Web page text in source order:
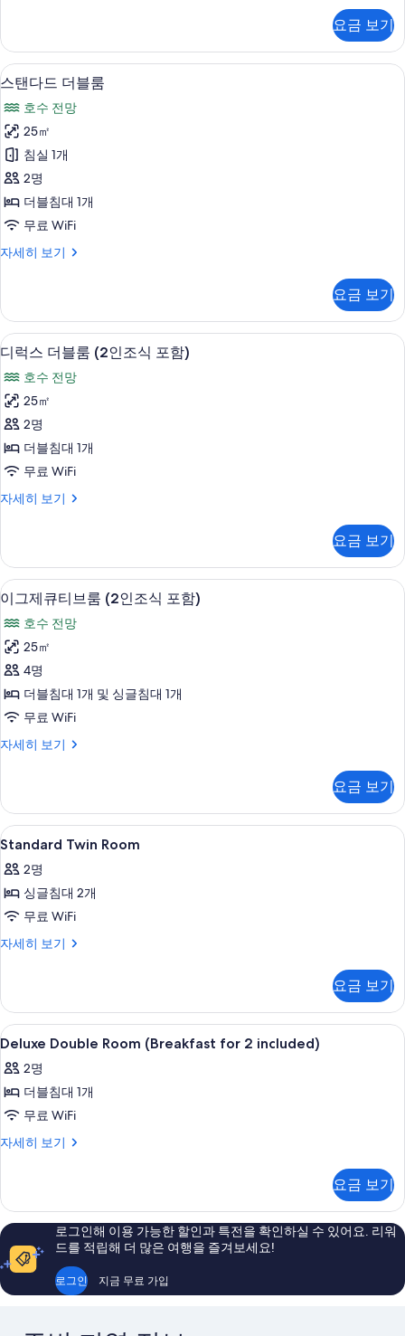
두
보
기
트
윈
룸
세
히
보
기
요금 보기
스
다
드
더
블
룸
진
두
보
기
스탠다드 더블룸 | 고급 침구, 오리/거
4
스탠다드 더블룸
호수 전망
25㎡
침실 1개
2명
더블침대 1개
무료 WiFi
자세히 보기
스
더
블
룸
자
세
히
보
기
요금 보기
디
럭
스
더
블
룸
(2
인
식
포
함)
사
진
모
두
보
기
디럭스 더블룸 (2인조식 포함) | 고급
4
디럭스 더블룸 (2인조식 포함)
호수 전망
25㎡
2명
더블침대 1개
무료 WiFi
자세히 보기
디
블
룸
(2
인
조
식
포
함)
자
세
히
보
요금 보기
이
그
제
큐
티
브
(2
조
식
포
함)
사
진
모
기
이그제큐
5
이그제큐티브룸 (2인조식 포함)
호수 전망
25㎡
4명
더블침대 1개 및 싱글침대 1개
무료 WiFi
자세히 보기
이
티
브
룸
인
조
포
함)
자
보
요금 보기
Standard
Twin
Room
사
진
모
기
고급 침구, 오리/거위털 이불, 객실 내
4
Standard Twin Room
2명
싱글침대 2개
무료 WiFi
자세히 보기
Standard
세
히
보
요금 보기
Deluxe
Double
Room
(Breakfast
for
2
진
모
두
보
기
고급 침구, 오리/거위털 이불, 객실 내
5
Deluxe Double Room (Breakfast for 2 included)
2명
더블침대 1개
무료 WiFi
자세히 보기
Deluxe
for
2
included)
자
세
히
요금 보기
로그인해 이용 가능한 할인과 특전을 확인하실 수 있어요. 리워
드를 적립해 더 많은 여행을 즐겨보세요!
로그인 지금 무료 가입